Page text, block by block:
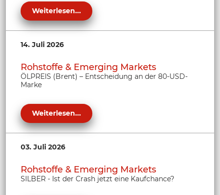
Weiterlesen...
14. Juli 2026
Rohstoffe & Emerging Markets
ÖLPREIS (Brent) – Entscheidung an der 80-USD-
Marke
Weiterlesen...
03. Juli 2026
Rohstoffe & Emerging Markets
SILBER - Ist der Crash jetzt eine Kaufchance?